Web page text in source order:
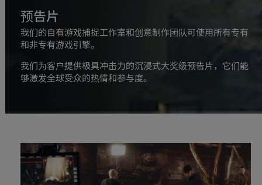
预告片
我们的自有游戏捕捉工作室和创意制作团队可使用所有专有
和非专有游戏引擎。
我们为客户提供极具冲击力的沉浸式大奖级预告片，它们能
够激发全球受众的热情和参与度。